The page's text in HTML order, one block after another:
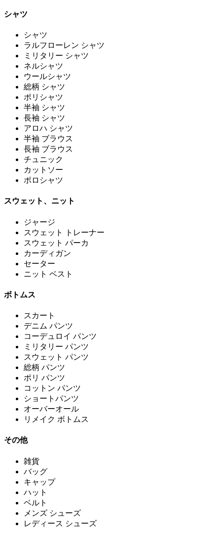
シャツ
シャツ
ラルフローレン シャツ
ミリタリー シャツ
ネルシャツ
ウールシャツ
総柄 シャツ
ポリシャツ
半袖 シャツ
長袖 シャツ
アロハ シャツ
半袖 ブラウス
長袖 ブラウス
チュニック
カットソー
ポロシャツ
スウェット、ニット
ジャージ
スウェット トレーナー
スウェット パーカ
カーディガン
セーター
ニット ベスト
ボトムス
スカート
デニム パンツ
コーデュロイ パンツ
ミリタリー パンツ
スウェット パンツ
総柄 パンツ
ポリ パンツ
コットン パンツ
ショートパンツ
オーバーオール
リメイク ボトムス
その他
雑貨
バッグ
キャップ
ハット
ベルト
メンズ シューズ
レディース シューズ